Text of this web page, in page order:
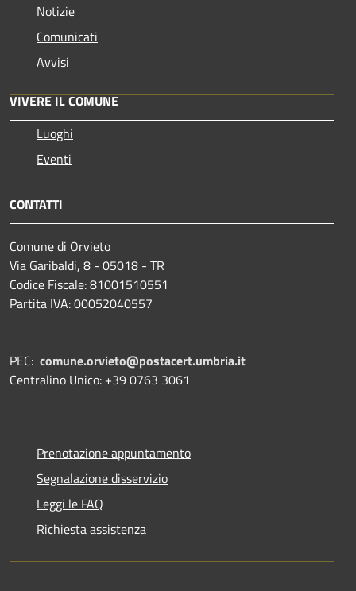
Notizie
Comunicati
Avvisi
VIVERE IL COMUNE
Luoghi
Eventi
CONTATTI
Comune di Orvieto
Via Garibaldi, 8 - 05018 - TR
Codice Fiscale: 81001510551
Partita IVA: 00052040557
PEC: comune.orvieto@postacert.umbria.it
Centralino Unico: +39 0763 3061
Prenotazione appuntamento
Segnalazione disservizio
Leggi le FAQ
Richiesta assistenza